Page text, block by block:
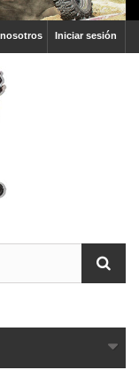
Iniciar sesión